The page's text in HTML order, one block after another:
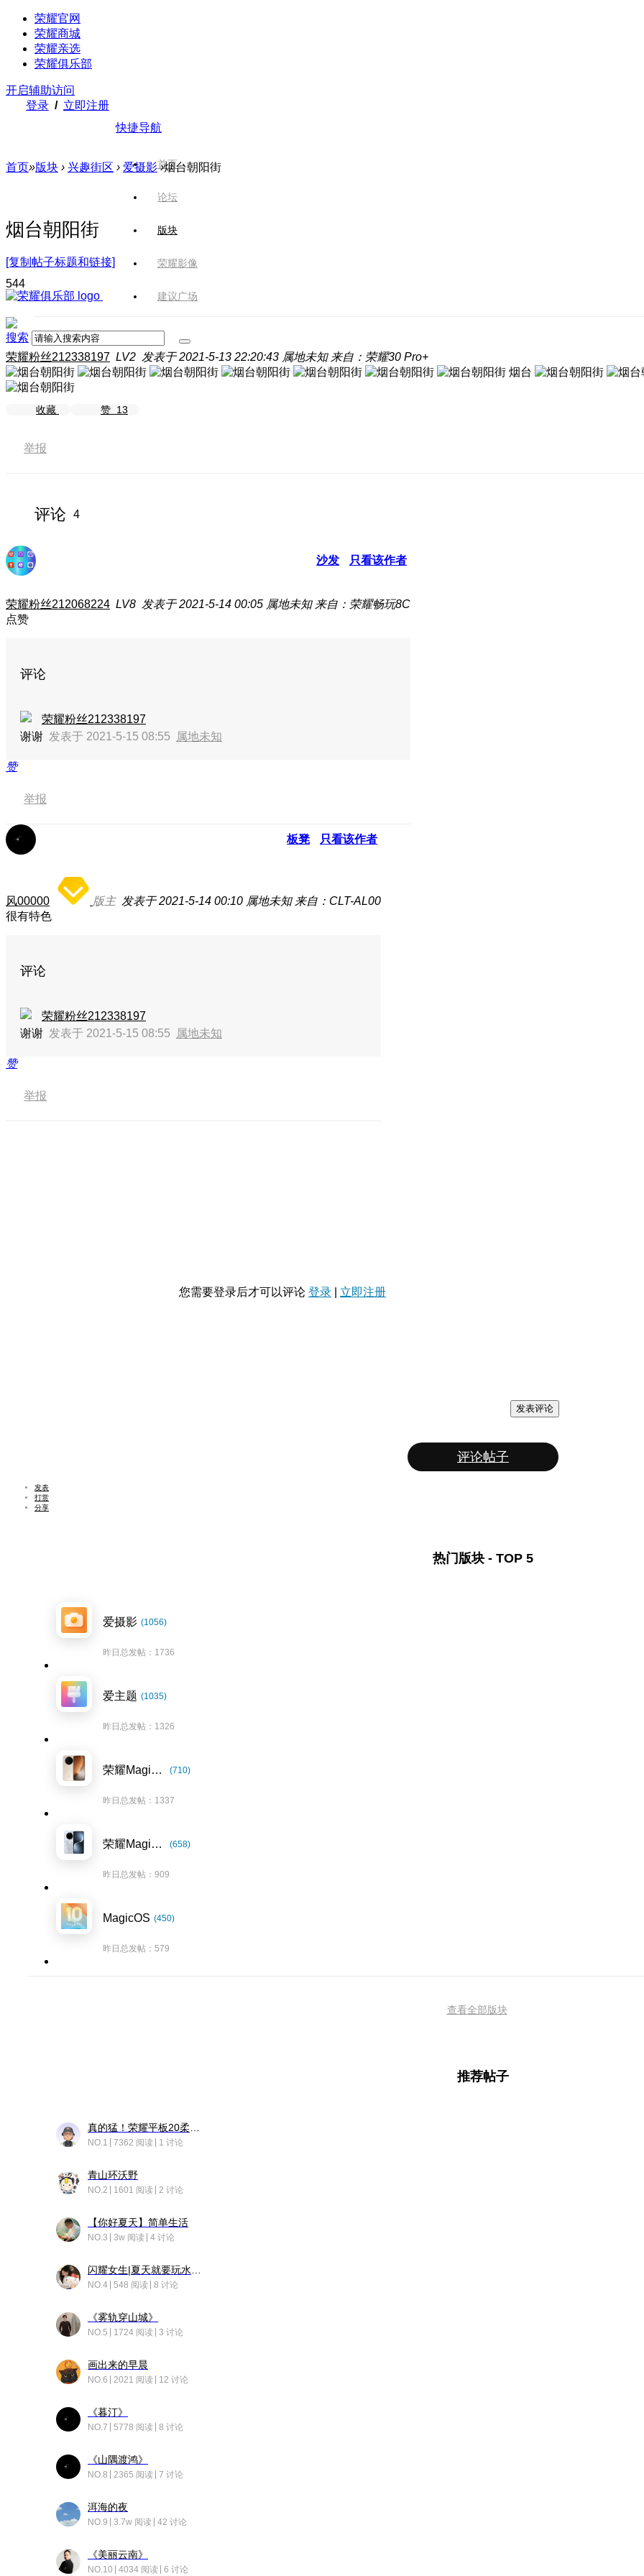
荣耀官网
荣耀商城
荣耀亲选
荣耀俱乐部
开启辅助访问
登录 / 立即注册
快捷导航
首页
论坛
版块
荣耀影像
建议广场
搜索
首页»版块 › 兴趣街区 › 爱摄影 ›烟台朝阳街
烟台朝阳街
[复制帖子标题和链接]
544
荣耀粉丝212338197 LV2 发表于 2021-5-13 22:20:43 属地未知 来自：荣耀30 Pro+
烟台
收藏 赞 13
举报
评论 4
沙发 只看该作者
荣耀粉丝212068224 LV8 发表于 2021-5-14 00:05 属地未知 来自：荣耀畅玩8C
点赞
评论
荣耀粉丝212338197
谢谢 发表于 2021-5-15 08:55 属地未知
赞
举报
板凳 只看该作者
风00000 版主 发表于 2021-5-14 00:10 属地未知 来自：CLT-AL00
很有特色
评论
荣耀粉丝212338197
谢谢 发表于 2021-5-15 08:55 属地未知
赞
举报
您需要登录后才可以评论 登录 立即注册
发表评论
评论帖子
发表
打赏
分享
热门版块 - TOP 5
爱摄影 (1056)
昨日总发帖：1736
爱主题 (1035)
昨日总发帖：1326
荣耀Magic8系列 (710)
昨日总发帖：1337
荣耀Magic7系列 (658)
昨日总发帖：909
MagicOS (450)
昨日总发帖：579
查看全部版块
推荐帖子
NO.1 7362 阅读 1 讨论
青山环沃野
NO.2 1601 阅读 2 讨论
【你好夏天】简单生活
NO.3 3w 阅读 4 讨论
NO.4 548 阅读 8 讨论
《雾轨穿山城》
NO.5 1724 阅读 3 讨论
画出来的早晨
NO.6 2021 阅读 12 讨论
《暮汀》
NO.7 5778 阅读 8 讨论
《山隅渡鸿》
NO.8 2365 阅读 7 讨论
洱海的夜
NO.9 3.7w 阅读 42 讨论
《美丽云南》
NO.10 4034 阅读 6 讨论